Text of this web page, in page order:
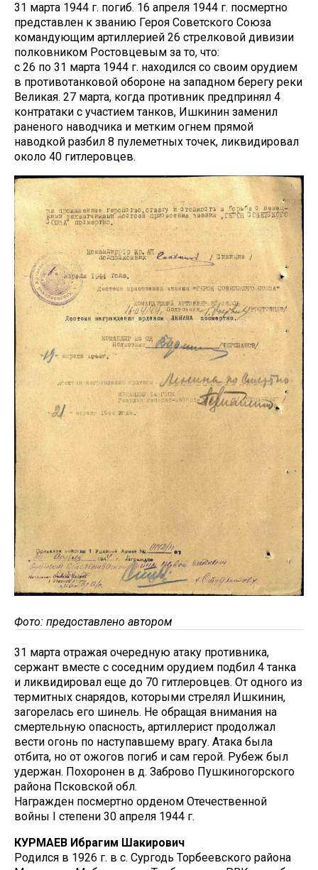
31 марта 1944 г. погиб. 16 апреля 1944 г. посмертно
представлен к званию Героя Советского Союза
командующим артиллерией 26 стрелковой дивизии
полковником Ростовцевым за то, что:
с 26 по 31 марта 1944 г. находился со своим орудием
в противотанковой обороне на западном берегу реки
Великая. 27 марта, когда противник предпринял 4
контратаки с участием танков, Ишкинин заменил
раненого наводчика и метким огнем прямой
наводкой разбил 8 пулеметных точек, ликвидировал
около 40 гитлеровцев.
Фото: предоставлено автором
31 марта отражая очередную атаку противника,
сержант вместе с соседним орудием подбил 4 танка
и ликвидировал еще до 70 гитлеровцев. От одного из
термитных снарядов, которыми стрелял Ишкинин,
загорелась его шинель. Не обращая внимания на
смертельную опасность, артиллерист продолжал
вести огонь по наступавшему врагу. Атака была
отбита, но от ожогов погиб и сам герой. Рубеж был
удержан. Похоронен в д. Заброво Пушкиногорского
района Псковской обл.
Награжден посмертно орденом Отечественной
войны I степени 30 апреля 1944 г.
КУРМАЕВ Ибрагим Шакирович
Родился в 1926 г. в с. Сургодь Торбеевского района